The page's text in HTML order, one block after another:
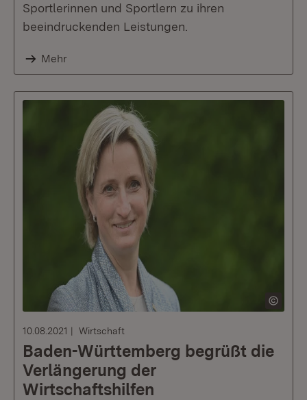
Sportlerinnen und Sportlern zu ihren
beeindruckenden Leistungen.
Mehr
10.08.2021 Wirtschaft
Baden-Württemberg begrüßt die
Verlängerung der
Wirtschaftshilfen